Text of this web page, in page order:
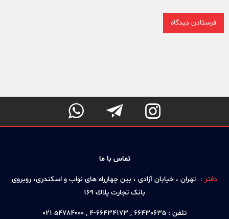



تماس با ما
دفتر : تهران ، خيابان آزادی ، بين چهارراه های نواب و اسكندری، روبروی
بانک تجارت پلاك 169
تلفن : 66430635 , 66434173-4 , 54784000 021